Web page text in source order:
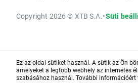
Copyright 2026 © XTB S.A.•Süti
Ez az oldal sütiket használ. A sütik az Ön
amelyeket a legtöbb webhely az internetes
szabásához használ. További információért